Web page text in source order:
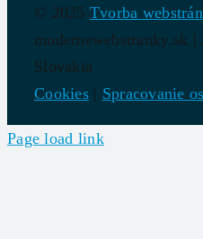
© 2025 Tvorba
modernewebstranky.sk
Slovakia
Cookies | Spracovanie
Page load link